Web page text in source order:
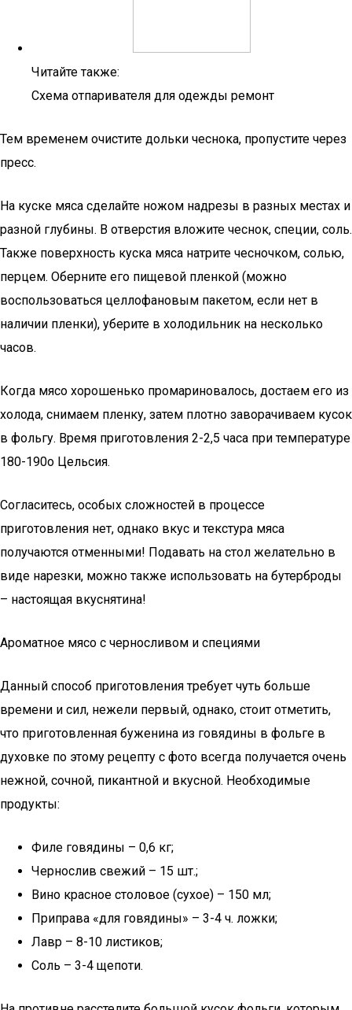
Читайте также:
Схема отпаривателя для одежды ремонт
Тем временем очистите дольки чеснока, пропустите через
пресс.
На куске мяса сделайте ножом надрезы в разных местах и
разной глубины. В отверстия вложите чеснок, специи, соль.
Также поверхность куска мяса натрите чесночком, солью,
перцем. Оберните его пищевой пленкой (можно
воспользоваться целлофановым пакетом, если нет в
наличии пленки), уберите в холодильник на несколько
часов.
Когда мясо хорошенько промариновалось, достаем его из
холода, снимаем пленку, затем плотно заворачиваем кусок
в фольгу. Время приготовления 2-2,5 часа при температуре
180-190о Цельсия.
Согласитесь, особых сложностей в процессе
приготовления нет, однако вкус и текстура мяса
получаются отменными! Подавать на стол желательно в
виде нарезки, можно также использовать на бутерброды
– настоящая вкуснятина!
Ароматное мясо с черносливом и специями
Данный способ приготовления требует чуть больше
времени и сил, нежели первый, однако, стоит отметить,
что приготовленная буженина из говядины в фольге в
духовке по этому рецепту с фото всегда получается очень
нежной, сочной, пикантной и вкусной. Необходимые
продукты:
Филе говядины – 0,6 кг;
Чернослив свежий – 15 шт.;
Вино красное столовое (сухое) – 150 мл;
Приправа «для говядины» – 3-4 ч. ложки;
Лавр – 8-10 листиков;
Соль – 3-4 щепоти.